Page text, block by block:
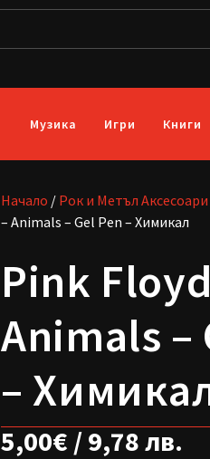
Музика Игри Книги
Начало / Рок и Метъл Аксесоари
– Animals – Gel Pen – Химикал
Pink
Animals –
–
5,00€ / 9,78 лв.